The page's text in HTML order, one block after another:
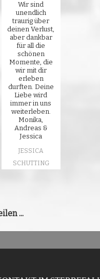
Wir sind
unendlich
traurig über
deinen Verlust,
aber dankbar
für all die
schönen
Momente, die
wir mit dir
erleben
durften. Deine
Liebe wird
immer in uns
weiterleben.
Monika,
Andreas &
Jessica
JESSICA
SCHUTTING
...